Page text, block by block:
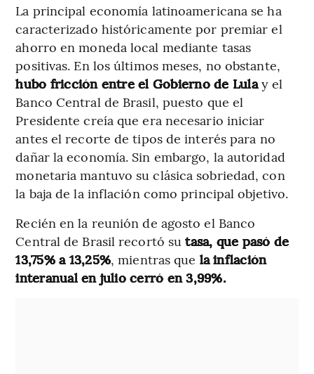
La principal economía latinoamericana se ha
caracterizado históricamente por premiar el
ahorro en moneda local mediante tasas
positivas. En los últimos meses, no obstante,
hubo fricción entre el Gobierno de Lulay el
Banco Central de Brasil, puesto que el
Presidente creía que era necesario iniciar
antes el recorte de tipos de interés para no
dañar la economía. Sin embargo, la autoridad
monetaria mantuvo su clásica sobriedad, con
la baja de la inflación como principal objetivo.
Recién en la reunión de agosto el Banco
Central de Brasil recortó sutasa, que pasó de
13,75% a 13,25%, mientras que la inflación
interanual en julio cerró en 3,99%.